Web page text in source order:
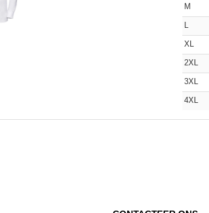
M
L
XL
2XL
3XL
4XL